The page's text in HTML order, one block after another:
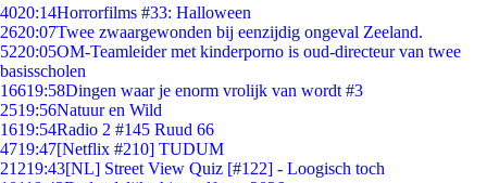
4020:14Horrorfilms #33: Halloween
2620:07Twee zwaargewonden bij eenzijdig ongeval Zeeland.
5220:05OM-Teamleider met kinderporno is oud-directeur van twee
basisscholen
16619:58Dingen waar je enorm vrolijk van wordt #3
2519:56Natuur en Wild
1619:54Radio 2 #145 Ruud 66
4719:47[Netflix #210] TUDUM
21219:43[NL] Street View Quiz [#122] - Loogisch toch